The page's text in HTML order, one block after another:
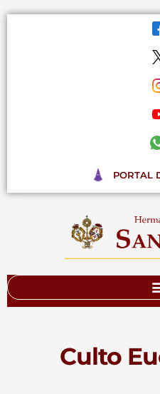
PORTAL
Culto